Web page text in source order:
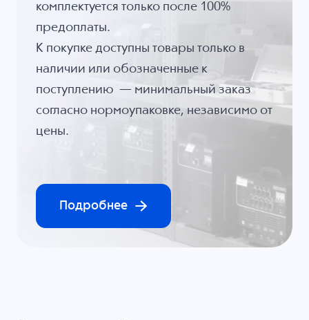
комплектуется только после 100%
предоплаты.
К покупке доступны товары только в
наличии или обозначенные к
поступлению — минимальный заказ
согласно нормоупаковке, независимо от
цены.
Подробнее